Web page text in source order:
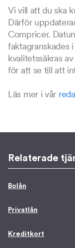
Vi vill att du ska
Därför
Compricer.
faktagranskades
kvalitetssäkras
för att se till att
Läs mer i vår
Relaterade
Bolån
Privatlån
Kreditkort